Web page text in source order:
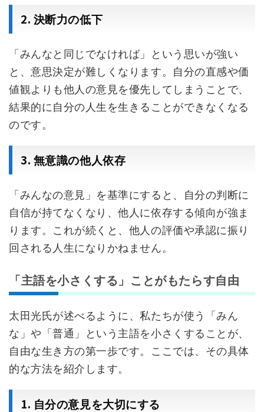
2. 決断力の低下
「みんなと同じでなければ」という思いが強い
と、意思決定が難しくなります。自分の直感や価
値観よりも他人の意見を優先してしまうことで、
結果的に自分の人生を生きることができなくなる
のです。
3. 無意識の他人依存
「みんなの意見」を基準にすると、自分の判断に
自信が持てなくなり、他人に依存する傾向が強ま
ります。これが続くと、他人の評価や承認に振り
回される人生になりかねません。
「主語を小さくする」ことがもたらす自由
太田光氏が述べるように、私たちが使う「みん
な」や「普通」という主語を小さくすることが、
自由な生き方の第一歩です。ここでは、その具体
的な方法を紹介します。
1. 自分の意見を大切にする